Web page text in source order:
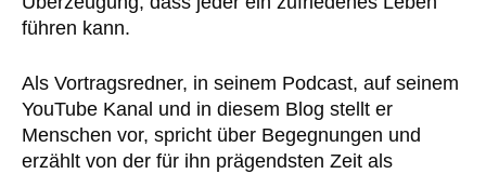
führen kann.
Als Vortragsredner, in seinem Podcast, auf seinem
YouTube Kanal und in diesem Blog stellt er
Menschen vor, spricht über Begegnungen und
erzählt von der für ihn prägendsten Zeit als